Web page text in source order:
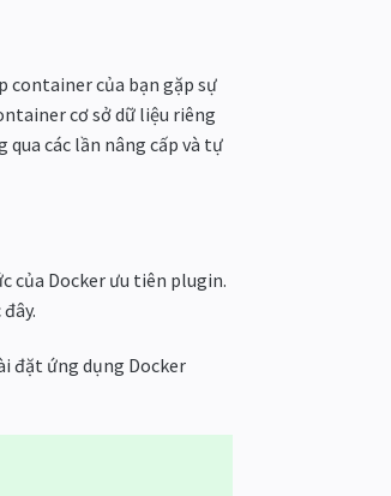
container của bạn gặp sự
cơ sở dữ liệu riêng
các lần nâng cấp và tự
của Docker ưu tiên plugin.
đặt ứng dụng Docker